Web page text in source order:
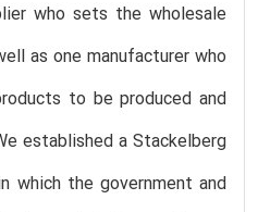
who sets the wholesale
as one manufacturer who
to be produced and
established a Stackelberg
which the government and